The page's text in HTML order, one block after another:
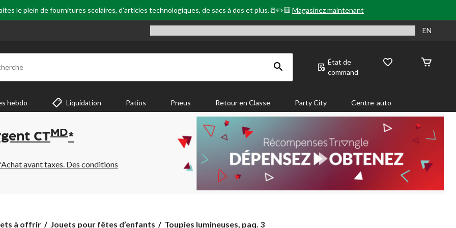
le plein de fournitures scolaires, d'articles technologiques, de sacs à dos et plus.📒✏️🎒Magasinez maintenant
EN
État de
command
hebdo Liquidation Patios Pneus Retour en Classe Party City Centre-auto
CT MD*
avant taxes. Des conditions
à offrir Jouets pour fêtes d’enfants
Toupies
Toupies lumineuses, paq. 3